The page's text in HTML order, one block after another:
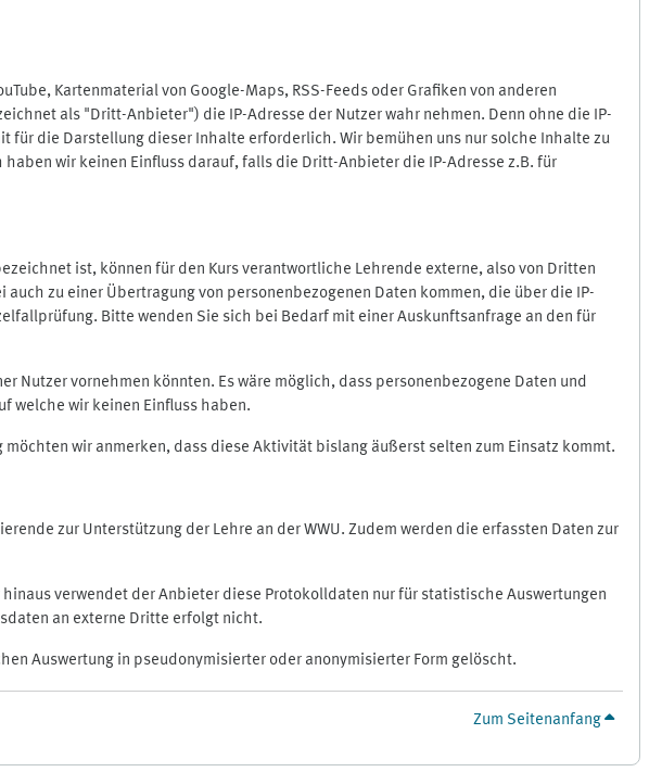
Kartenmaterial von Google-Maps, RSS-Feeds oder Grafiken von anderen
als "Dritt-Anbieter") die IP-Adresse der Nutzer wahr nehmen. Denn ohne die IP-
für die Darstellung dieser Inhalte erforderlich. Wir bemühen uns nur solche Inhalte zu
wir keinen Einfluss darauf, falls die Dritt-Anbieter die IP-Adresse z.B. für
ist, können für den Kurs verantwortliche Lehrende externe, also von Dritten
zu einer Übertragung von personenbezogenen Daten kommen, die über die IP-
Bitte wenden Sie sich bei Bedarf mit einer Auskunftsanfrage an den für
vornehmen könnten. Es wäre möglich, dass personenbezogene Daten und
welche wir keinen Einfluss haben.
wir anmerken, dass diese Aktivität bislang äußerst selten zum Einsatz kommt.
zur Unterstützung der Lehre an der WWU. Zudem werden die erfassten Daten zur
verwendet der Anbieter diese Protokolldaten nur für statistische Auswertungen
an externe Dritte erfolgt nicht.
Auswertung in pseudonymisierter oder anonymisierter Form gelöscht.
Zum Seitenanfang